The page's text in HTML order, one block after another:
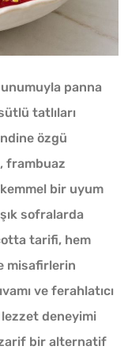
panna
tatlıları
özgü
frambuaz
bir uyum
sofralarda
tarifi, hem
misafirlerin
ve ferahlatıcı
deneyimi
bir alternatif